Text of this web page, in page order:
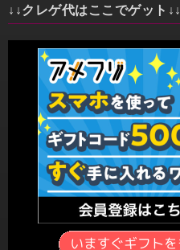
↓↓クレゲ代はここでゲット↓↓